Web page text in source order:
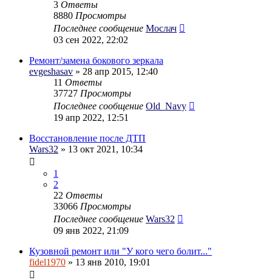
3 Ответы
8880 Просмотры
Последнее сообщение Мослач
03 сен 2022, 22:02
Ремонт/замена бокового зеркала
evgeshasav » 28 апр 2015, 12:40
11 Ответы
37727 Просмотры
Последнее сообщение Old_Navy
19 апр 2022, 12:51
Восстановление после ДТП
Wars32 » 13 окт 2021, 10:34
1
2
22 Ответы
33066 Просмотры
Последнее сообщение Wars32
09 янв 2022, 21:09
Кузовной ремонт или "У кого чего болит..."
fidel1970 » 13 янв 2010, 19:01